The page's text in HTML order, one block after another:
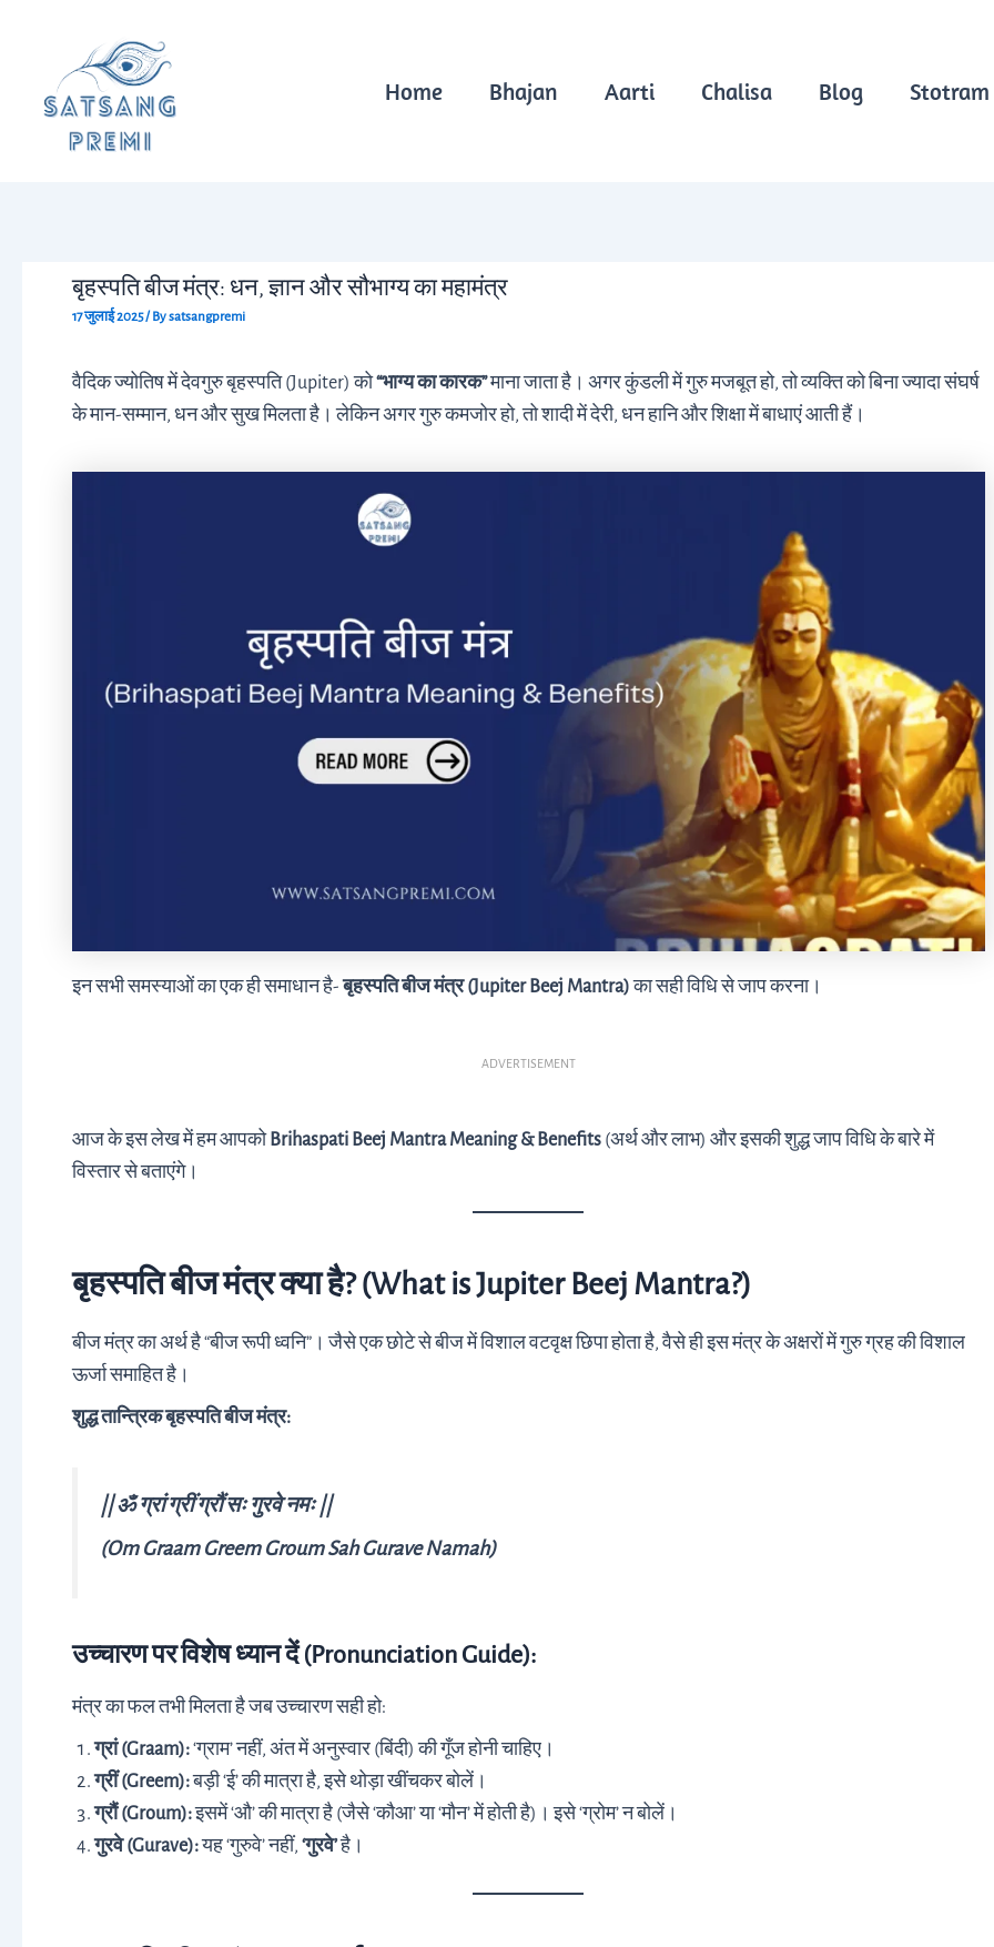
Home Bhajan Aarti Chalisa Blog Stotram
बृहस्पति बीज मंत्र: धन, ज्ञान और सौभाग्य का महामंत्र
17 जुलाई 2025/ Bysatsangpremi
वैदिक ज्योतिष में देवगुरु बृहस्पति (Jupiter) को“भाग्य का कारक”माना जाता है। अगर कुंडली में गुरु मजबूत हो, तो व्यक्ति को बिना ज्यादा संघर्ष
के मान-सम्मान, धन और सुख मिलता है। लेकिन अगर गुरु कमजोर हो, तो शादी में देरी, धन हानि और शिक्षा में बाधाएं आती हैं।
इन सभी समस्याओं का एक ही समाधान है-बृहस्पति बीज मंत्र (Jupiter Beej Mantra)का सही विधि से जाप करना।
ADVERTISEMENT
आज के इस लेख में हम आपको Brihaspati Beej Mantra Meaning & Benefits (अर्थ और लाभ) और इसकी शुद्ध जाप विधि के बारे में
विस्तार से बताएंगे।
बृहस्पति बीज मंत्र क्या है? (What is Jupiter Beej Mantra?)
बीज मंत्र का अर्थ है “बीज रूपी ध्वनि”। जैसे एक छोटे से बीज में विशाल वटवृक्ष छिपा होता है, वैसे ही इस मंत्र के अक्षरों में गुरु ग्रह की विशाल
ऊर्जा समाहित है।
शुद्ध तान्त्रिक बृहस्पति बीज मंत्र:
|| ॐ ग्रां ग्रीं ग्रौं सः गुरवे नमः ||
(Om Graam Greem Groum Sah Gurave Namah)
उच्चारण पर विशेष ध्यान दें (Pronunciation Guide):
मंत्र का फल तभी मिलता है जब उच्चारण सही हो:
ग्रां (Graam):‘ग्राम’ नहीं, अंत में अनुस्वार (बिंदी) की गूँज होनी चाहिए।
ग्रीं (Greem):बड़ी ‘ई’ की मात्रा है, इसे थोड़ा खींचकर बोलें।
ग्रौं (Groum):इसमें ‘औ’ की मात्रा है (जैसे ‘कौआ’ या ‘मौन’ में होती है)। इसे ‘ग्रोम’ न बोलें।
गुरवे (Gurave):यह ‘गुरुवे’ नहीं, ‘गुरवे’है।
navigation